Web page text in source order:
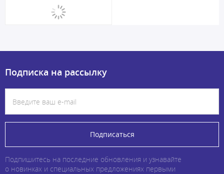
Подписка на рассылку
Подписаться
Подпишитесь на последние обновления и узнавайте
о новинках и специальных предложениях первыми